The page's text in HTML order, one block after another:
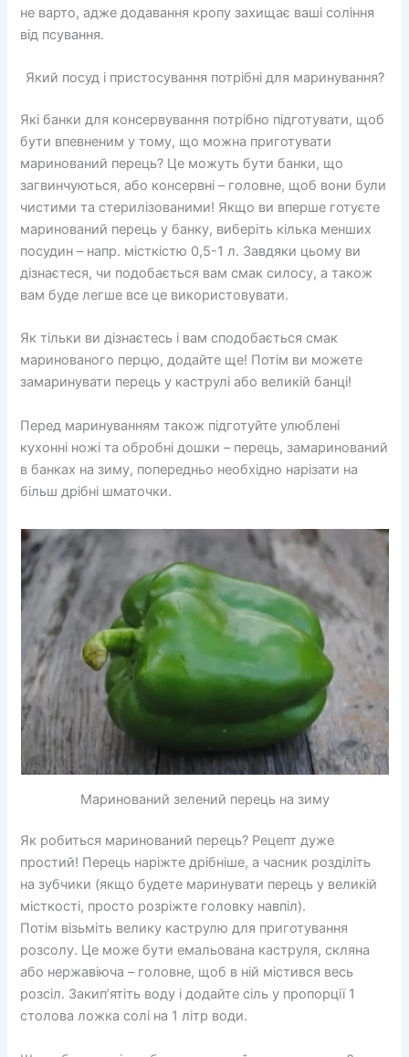
не варто, адже додавання кропу захищає ваші соління
від псування.
Який посуд і пристосування потрібні для маринування?
Які банки для консервування потрібно підготувати, щоб
бути впевненим у тому, що можна приготувати
маринований перець? Це можуть бути банки, що
загвинчуються, або консервні – головне, щоб вони були
чистими та стерилізованими! Якщо ви вперше готуєте
маринований перець у банку, виберіть кілька менших
посудин – напр. місткістю 0,5-1 л. Завдяки цьому ви
дізнаєтеся, чи подобається вам смак силосу, а також
вам буде легше все це використовувати.
Як тільки ви дізнаєтесь і вам сподобається смак
маринованого перцю, додайте ще! Потім ви можете
замаринувати перець у каструлі або великій банці!
Перед маринуванням також підготуйте улюблені
кухонні ножі та обробні дошки – перець, замаринований
в банках на зиму, попередньо необхідно нарізати на
більш дрібні шматочки.
Маринований зелений перець на зиму
Як робиться маринований перець? Рецепт дуже
простий! Перець наріжте дрібніше, а часник розділіть
на зубчики (якщо будете маринувати перець у великій
місткості, просто розріжте головку навпіл).
Потім візьміть велику каструлю для приготування
розсолу. Це може бути емальована каструля, скляна
або нержавіюча – головне, щоб в ній містився весь
розсіл. Закип’ятіть воду і додайте сіль у пропорції 1
столова ложка солі на 1 літр води.